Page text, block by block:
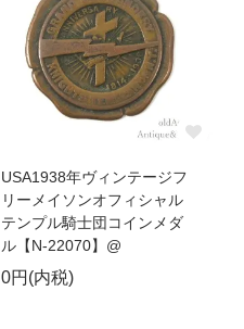
USA1938年ヴィンテージフ
リーメイソンオフィシャル
テンプル騎士団コインメダ
ル【N-22070】@
0円(内税)